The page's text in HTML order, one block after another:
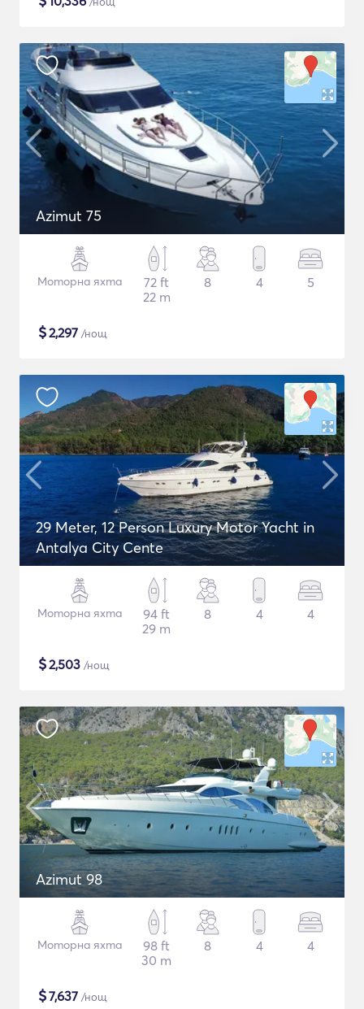
Azimut 75
Моторна яхта
72 ft
22 m
8 4 5
$2,297 /нощ
29 Meter, 12 Person Luxury Motor Yacht in
Antalya City Cente
Моторна яхта
94 ft
29 m
8 4 4
$2,503 /нощ
Azimut 98
Моторна яхта
98 ft
30 m
8 4 4
$7,637 /нощ